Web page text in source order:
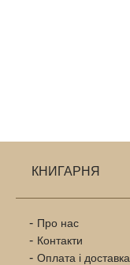
КНИГАРНЯ
Про нас
Контакти
Оплата і доставка